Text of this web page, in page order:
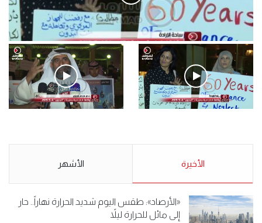
فيديو
.وقفة احتجاجية رمزية لـ”#البدون” في ساحة الإرادة 4-5-2019.
الأحد 5 مايو 2019
5-2019.
نبيع مخدرات يعني ولا خمر؟!.
الأخيرة الأشهر
«الأرصاد»: طقس اليوم شديد الحرارة نهاراً.. حار
إلى مائل للحرارة ليلاً